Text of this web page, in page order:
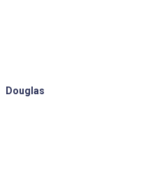
Douglas